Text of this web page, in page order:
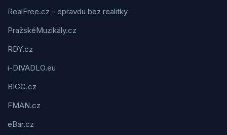
RealFree.cz - opravdu bez realitky
PražskéMuzikály.cz
RDY.cz
i-DIVADLO.eu
BIGG.cz
FMAN.cz
eBar.cz